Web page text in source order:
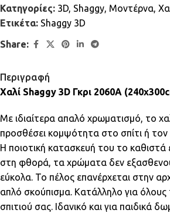
Κατηγορίες: 3D, Shaggy, Μοντέρνα,
Ετικέτα: Shaggy 3D
Share:
Περιγραφή
Χαλί Shaggy 3D Γκρι 2060A
Με ιδιαίτερα απαλό χρωματισμό, το
προσθέσει κομψότητα στο σπίτι ή
Η ποιοτική κατασκευή του το καθιστά
στη φθορά, τα χρώματα δεν
εύκολα. Το πέλος επανέρχεται στην
απλό σκούπισμα. Κατάλληλο για
σπιτιού σας. Ιδανικό και για παιδικά